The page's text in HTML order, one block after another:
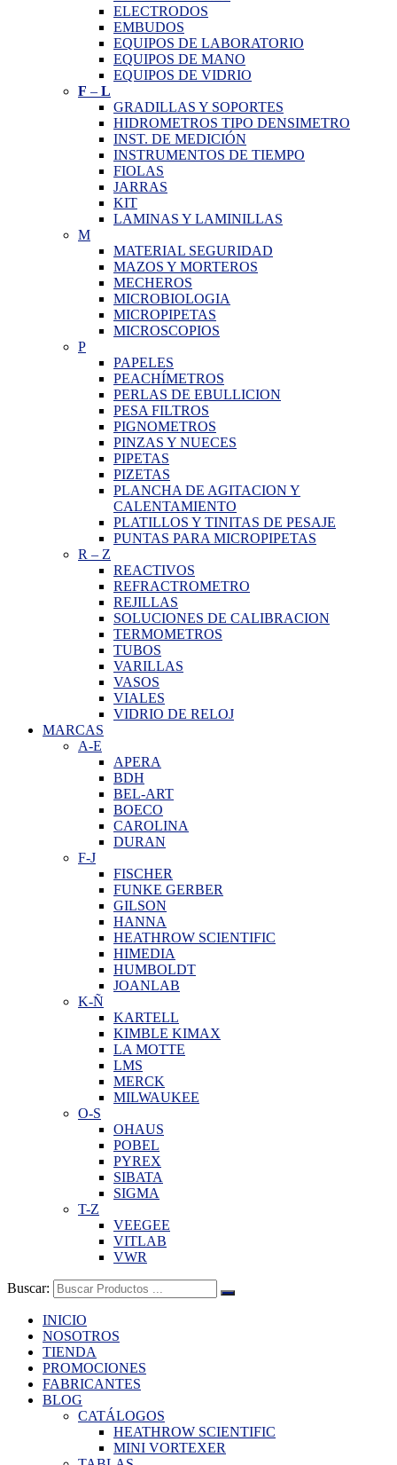
ELECTRODOS
EMBUDOS
EQUIPOS DE LABORATORIO
EQUIPOS DE MANO
EQUIPOS DE VIDRIO
F – L
GRADILLAS Y SOPORTES
HIDROMETROS TIPO DENSIMETRO
INST. DE MEDICIÓN
INSTRUMENTOS DE TIEMPO
FIOLAS
JARRAS
KIT
LAMINAS Y LAMINILLAS
M
MATERIAL SEGURIDAD
MAZOS Y MORTEROS
MECHEROS
MICROBIOLOGIA
MICROPIPETAS
MICROSCOPIOS
P
PAPELES
PEACHÍMETROS
PERLAS DE EBULLICION
PESA FILTROS
PIGNOMETROS
PINZAS Y NUECES
PIPETAS
PIZETAS
PLANCHA DE AGITACION Y
CALENTAMIENTO
PLATILLOS Y TINITAS DE PESAJE
PUNTAS PARA MICROPIPETAS
R – Z
REACTIVOS
REFRACTROMETRO
REJILLAS
SOLUCIONES DE CALIBRACION
TERMOMETROS
TUBOS
VARILLAS
VASOS
VIALES
VIDRIO DE RELOJ
MARCAS
A-E
APERA
BDH
BEL-ART
BOECO
CAROLINA
DURAN
F-J
FISCHER
FUNKE GERBER
GILSON
HANNA
HEATHROW SCIENTIFIC
HIMEDIA
HUMBOLDT
JOANLAB
K-Ñ
KARTELL
KIMBLE KIMAX
LA MOTTE
LMS
MERCK
MILWAUKEE
O-S
OHAUS
POBEL
PYREX
SIBATA
SIGMA
T-Z
VEEGEE
VITLAB
VWR
Buscar:
INICIO
NOSOTROS
TIENDA
PROMOCIONES
FABRICANTES
BLOG
CATÁLOGOS
HEATHROW SCIENTIFIC
MINI VORTEXER